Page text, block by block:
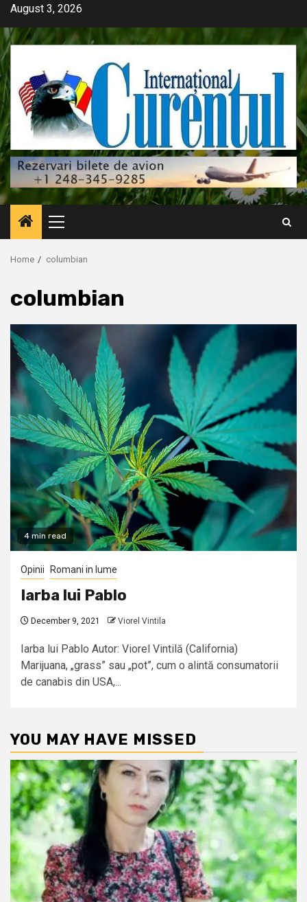
Skip
content
August 3, 2026
Primary
Menu
Home columbian
columbian
4 min read
Opinii Romani in lume
Iarba lui Pablo
December 9, 2021 Viorel Vintila
Iarba lui Pablo Autor: Viorel Vintilă (California)
Marijuana, „grass” sau „pot”, cum o alintă consumatorii
de canabis din USA,...
YOU MAY HAVE MISSED